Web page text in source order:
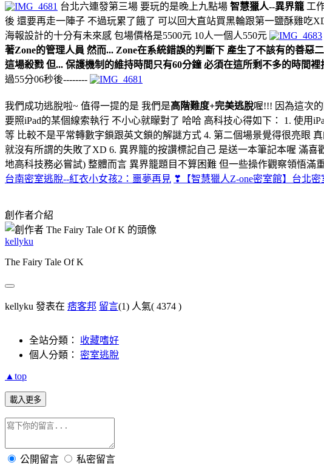
台北六連發第三場 要玩的是晚上九點場 智慧獵人--異界籠 工
後 還要再走一陣子 不過玩累了餓了 可以回大直站買黑輪跟第一鹽酥雞吃
海報設計的十分有未來感 包場價格是5500元 10人一個人550元
著Zone的管理人員 然而... Zone在系統錯誤的判斷下 產生了不該有的善
這場殺戮 但... 保護機制的維持時間只有60分鐘 必須在這所剩不多的時間
過55分06秒後--------
我們成功逃脫啦~ 值得一提的是 我們是高階難度+完美逃脫喔!!! 因為這次
要照iPad的某個線索執行 不小心就矇對了 哈哈 高科技心得如下： 1. 使用
等 比較不是平常轉數字鎖跟英文鎖的解謎方式 4. 第二個場景覺得很亮眼
就沒有所謂的失敗了XD 6. 異界籠的按讚標記自己 是送一本筆記本喔
地高科技務必嘗試) 整體而言 異界籠題目不算困難 但一些操作觀察領悟
台南密室逃脫--紅衣小女孩2：噩夢再見 ❣【智慧獵人Z-one密室館】台北密
創作者介紹
kellyku
The Fairy Tale Of K
kellyku 發表在 痞客邦 留言(1) 人氣( 4374 )
全站分類： 收藏嗜好
個人分類： 密室逃脫
▲top
載入更多
公開留言 私密留言